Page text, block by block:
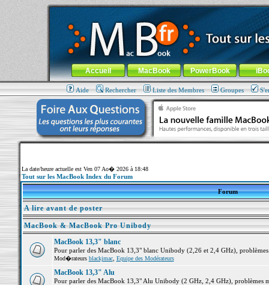
MacBook-fr.com : 100% Apple... 100% nomade !
Aller au contenu-Aller au menu général-Aller au menu de
Menu général
Accueil MacBook PowerBook
Aide Rechercher Liste des Membres Groupes
La date/heure actuelle est Ven 07 Ao� 2026 à 18:48
Tout sur les MacBook Index du Forum
Forum
A lire avant de poster
MacBook & MacBook Pro Unibody
MacBook 13,3" blanc
Pour parler des MacBook 13,3" blanc Unibody (2,26 et 2,4 GHz),
Mod�rateurs blackjmac, Equipe des Modérateurs
MacBook 13,3" Alu
Pour parler des MacBook 13,3" Alu Unibody (2 GHz, 2,4 GHz), problèmes